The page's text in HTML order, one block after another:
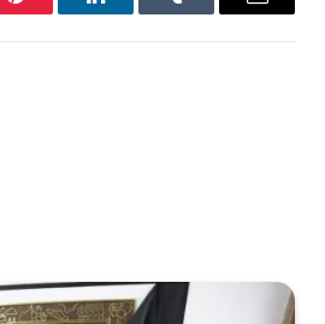
Pinterest LinkedInTumblr Email